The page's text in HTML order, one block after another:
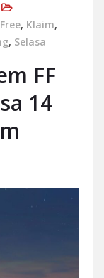
Free, Klaim,
, Selasa
FF
14